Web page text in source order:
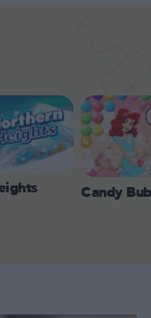
Candy